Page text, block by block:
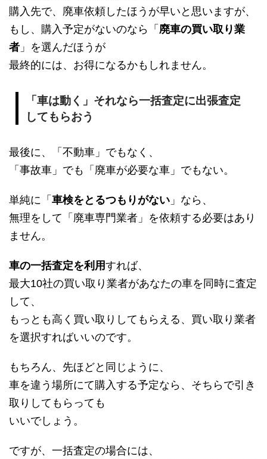
購入先で、廃車依頼したほうが早いと思いますが、
もし、購入予定がないのなら「 廃車の買い取り業
者 」を選んだほうが
最終的には、お得になるかもしれません。
「車は動く」それなら一括査定に出張査定
してもらおう
最後に、「不動車」でもなく、
「事故車」でも「廃車が必要な車」でもない。
単純に「 車検をとるつもりがない 」なら、
無理をして「廃車専門業者」を依頼する必要はあり
ません。
車の一括査定を利用すれば、
最大10社の買い取り業者があなたの車を同時に査定
して、
もっとも高く買い取りしてもらえる、買い取り業者
を選択すればいいのです。
もちろん、先ほどと同じように、
車を違う場所にて購入する予定なら、そちらで引き
取りしてもらっても
いいでしょう。
ですが、一括査定の場合には、